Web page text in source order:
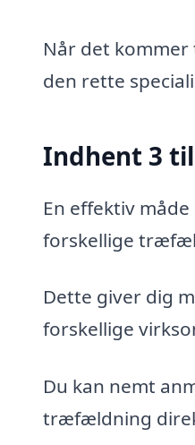
Når det
den rette
Indhent 3
En effektiv
forskellige
Dette giver dig
forskellige
Du kan nemt
træfældning